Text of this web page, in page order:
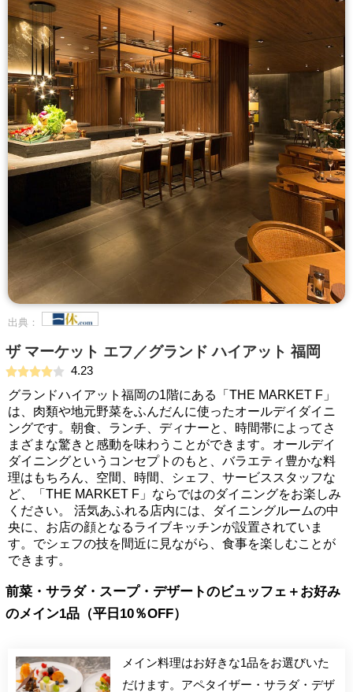
出典：
ザ マーケット エフ／グランド ハイアット 福岡
4.23
グランドハイアット福岡の1階にある「THE MARKET F」
は、肉類や地元野菜をふんだんに使ったオールデイダイニ
ングです。朝食、ランチ、ディナーと、時間帯によってさ
まざまな驚きと感動を味わうことができます。オールデイ
ダイニングというコンセプトのもと、バラエティ豊かな料
理はもちろん、空間、時間、シェフ、サービススタッフな
ど、「THE MARKET F」ならではのダイニングをお楽しみ
ください。 活気あふれる店内には、ダイニングルームの中
央に、お店の顔となるライブキッチンが設置されていま
す。でシェフの技を間近に見ながら、食事を楽しむことが
できます。
前菜・サラダ・スープ・デザートのビュッフェ＋お好み
のメイン1品（平日10％OFF）
メイン料理はお好きな1品をお選びいた
だけます。アペタイザー・サラダ・デザ